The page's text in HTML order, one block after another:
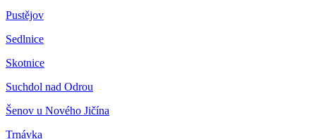
Pustějov
Sedlnice
Skotnice
Suchdol nad Odrou
Šenov u Nového Jičína
Trnávka